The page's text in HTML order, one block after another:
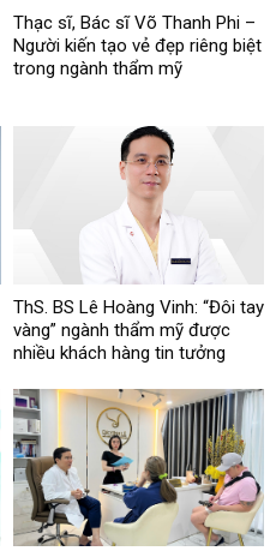
Thạc sĩ, Bác sĩ Võ Thanh Phi –
Người kiến tạo vẻ đẹp riêng biệt
trong ngành thẩm mỹ
ThS. BS Lê Hoàng Vinh: “Đôi tay
vàng” ngành thẩm mỹ được
nhiều khách hàng tin tưởng